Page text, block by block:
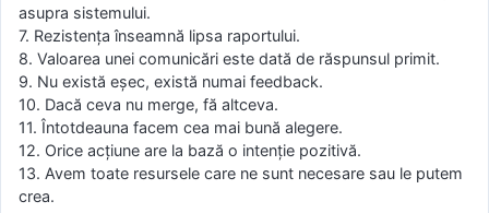
asupra sistemului.
7. Rezistența înseamnă lipsa raportului.
8. Valoarea unei comunicări este dată de răspunsul primit.
9. Nu există eșec, există numai feedback.
10. Dacă ceva nu merge, fă altceva.
11. Întotdeauna facem cea mai bună alegere.
12. Orice acțiune are la bază o intenție pozitivă.
13. Avem toate resursele care ne sunt necesare sau le putem
crea.